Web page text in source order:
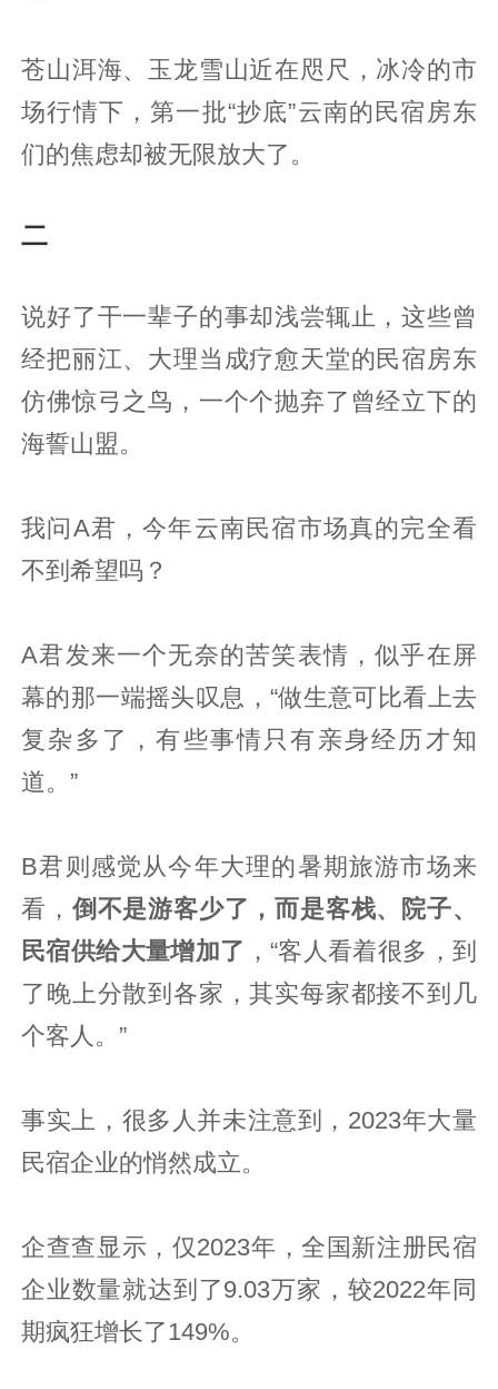
苍山洱海、玉龙雪山近在咫尺，冰冷的市
场行情下，第一批“抄底”云南的民宿房东
们的焦虑却被无限放大了。
二
说好了干一辈子的事却浅尝辄止，这些曾
经把丽江、大理当成疗愈天堂的民宿房东
仿佛惊弓之鸟，一个个抛弃了曾经立下的
海誓山盟。
我问A君，今年云南民宿市场真的完全看
不到希望吗？
A君发来一个无奈的苦笑表情，似乎在屏
幕的那一端摇头叹息，“做生意可比看上去
复杂多了，有些事情只有亲身经历才知
道。”
B君则感觉从今年大理的暑期旅游市场来
看， 倒不是游客少了，而是客栈、院子、
民宿供给大量增加了 ，“客人看着很多，到
了晚上分散到各家，其实每家都接不到几
个客人。”
事实上，很多人并未注意到，2023年大量
民宿企业的悄然成立。
企查查显示，仅2023年，全国新注册民宿
企业数量就达到了9.03万家，较2022年同
期疯狂增长了149%。